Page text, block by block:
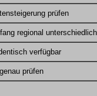
prüfen
regional unterschiedlich
verfügbar
prüfen